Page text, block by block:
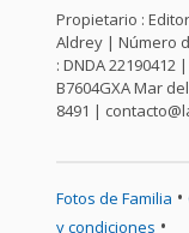
Propietario :
Aldrey | Número
: DNDA 22190412
B7604GXA Mar
8491 |
Fotos de Familia •
y condiciones •